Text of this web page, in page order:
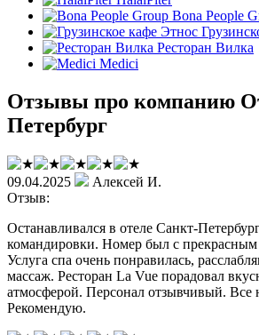
Bona People
Ресторан Вилка
Medici
Отзывы про компанию
Петербург
09.04.2025
Алексей И.
Отзыв:
Останавливался в отеле Санкт-
командировки. Номер был с
Услуга спа очень понравилась,
массаж. Ресторан La Vue порадовал
атмосферой. Персонал отзывчивый. Все
Рекомендую.